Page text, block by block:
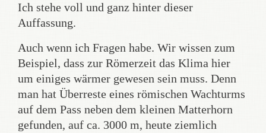
Ich stehe voll und ganz hinter dieser
Auffassung.
Auch wenn ich Fragen habe. Wir wissen zum
Beispiel, dass zur Römerzeit das Klima hier
um einiges wärmer gewesen sein muss. Denn
man hat Überreste eines römischen Wachturms
auf dem Pass neben dem kleinen Matterhorn
gefunden, auf ca. 3000 m, heute ziemlich